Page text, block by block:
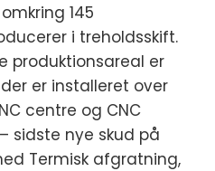
145
i treholdsskift.
produktionsareal er
er installeret over
centre og CNC
sidste nye skud på
Termisk afgratning,